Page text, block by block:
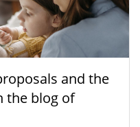
and the
the blog of